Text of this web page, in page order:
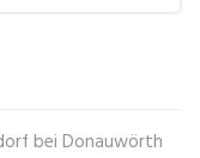
bei Donauwörth